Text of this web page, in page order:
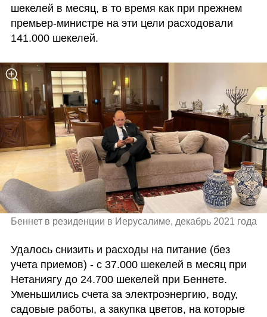
шекелей в месяц, в то время как при прежнем
премьер-министре на эти цели расходовали
141.000 шекелей.
Удалось снизить и расходы на питание (без
учета приемов) - с 37.000 шекелей в месяц при
Нетаниягу до 24.700 шекелей при Беннете.
Уменьшились счета за электроэнергию, воду,
садовые работы, а закупка цветов, на которые